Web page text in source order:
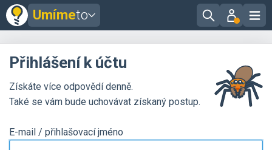
Umímeto
Přihlášení k účtu
Získáte více odpovědí denně.
Také se vám bude uchovávat získaný postup.
E-mail / přihlašovací jméno